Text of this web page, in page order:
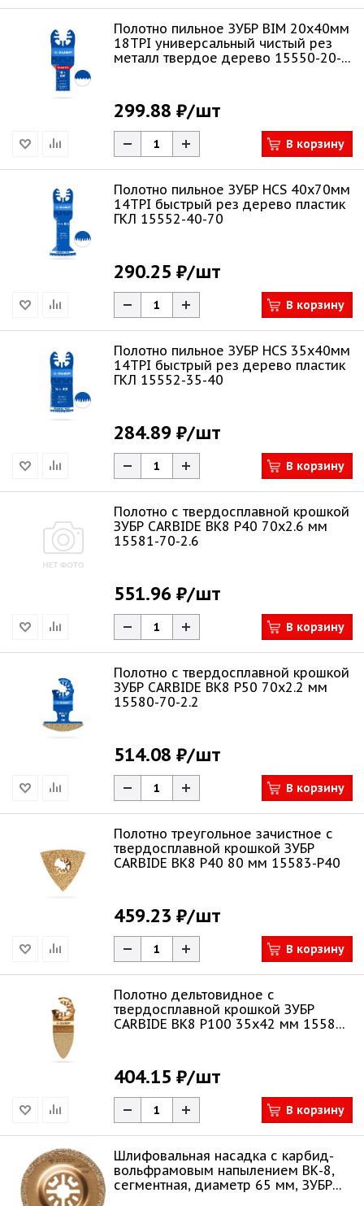
Полотно пильное ЗУБР BIM 20x40мм
18TPI универсальный чистый рез
металл твердое дерево 15550-20-
299.88 ₽/шт
В корзину
Полотно пильное ЗУБР HCS 40x70мм
14TPI быстрый рез дерево пластик
ГКЛ 15552-40-70
290.25 ₽/шт
В корзину
Полотно пильное ЗУБР HCS 35x40мм
14TPI быстрый рез дерево пластик
ГКЛ 15552-35-40
284.89 ₽/шт
В корзину
Полотно с твердосплавной крошкой
ЗУБР CARBIDE ВК8 Р40 70x2.6 мм
15581-70-2.6
551.96 ₽/шт
В корзину
Полотно с твердосплавной крошкой
ЗУБР CARBIDE ВК8 Р50 70x2.2 мм
15580-70-2.2
514.08 ₽/шт
В корзину
Полотно треугольное зачистное с
твердосплавной крошкой ЗУБР
CARBIDE ВК8 Р40 80 мм 15583-P40
459.23 ₽/шт
В корзину
Полотно дельтовидное с
твердосплавной крошкой ЗУБР
CARBIDE ВК8 Р100 35x42 мм 15582-
404.15 ₽/шт
В корзину
Шлифовальная насадка c карбид-
вольфрамовым напылением ВК-8,
сегментная, диаметр 65 мм, ЗУБР